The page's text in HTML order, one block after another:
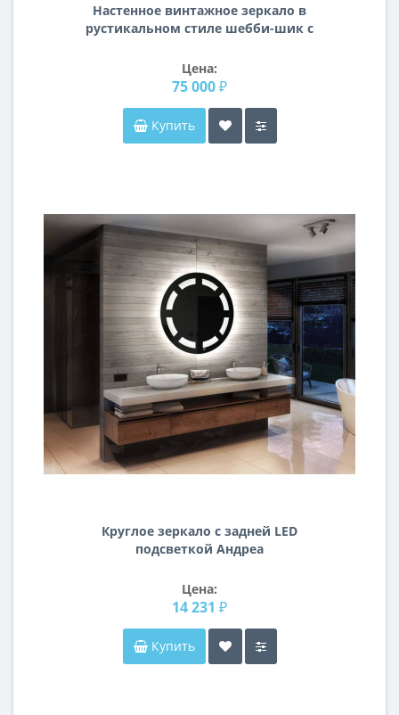
Настенное винтажное зеркало в
рустикальном стиле шебби-шик с
MS029
Цена:
75 000 ₽
Купить
Круглое зеркало с задней LED
подсветкой Андреа
Цена:
14 231 ₽
Купить